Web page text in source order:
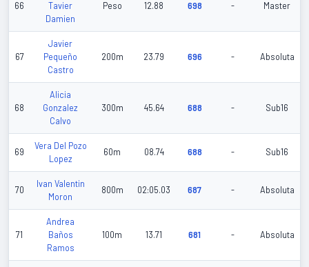
66
Tavier
Damien
Peso 12.88 698 - Master
67
Javier
Pequeño
Castro
200m 23.79 696 - Absoluta
68
Alicia
Gonzalez
Calvo
300m 45.64 688 - Sub16
69
Vera Del Pozo
Lopez
60m 08.74 688 - Sub16
70
Ivan Valentin
Moron
800m 02:05.03 687 - Absoluta
71
Andrea
Baños
Ramos
100m 13.71 681 - Absoluta